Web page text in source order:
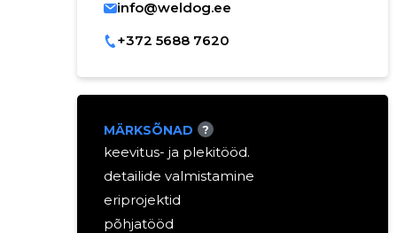
info@weldog.ee
+372 5688 7620
MÄRKSÕNAD ?
keevitus- ja plekitööd.
detailide valmistamine
eriprojektid
põhjatööd